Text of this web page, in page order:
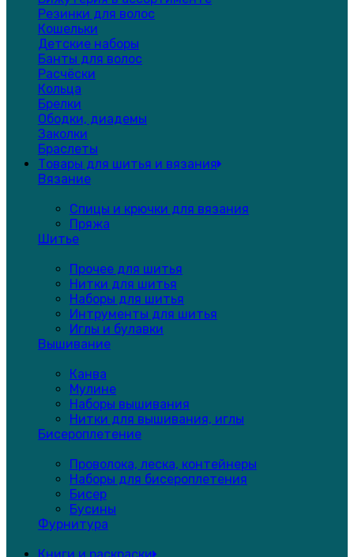
Резинки для волос
Кошельки
Детские наборы
Банты для волос
Расчёски
Кольца
Брелки
Ободки, диадемы
Заколки
Браслеты
Товары для шитья и вязания
Вязание
Спицы и крючки для вязания
Пряжа
Шитье
Прочее для шитья
Нитки для шитья
Наборы для шитья
Интрументы для шитья
Иглы и булавки
Вышивание
Канва
Мулине
Наборы вышивания
Нитки для вышивания, иглы
Бисероплетение
Проволока, леска, контейнеры
Наборы для бисероплетения
Бисер
Бусины
Фурнитура